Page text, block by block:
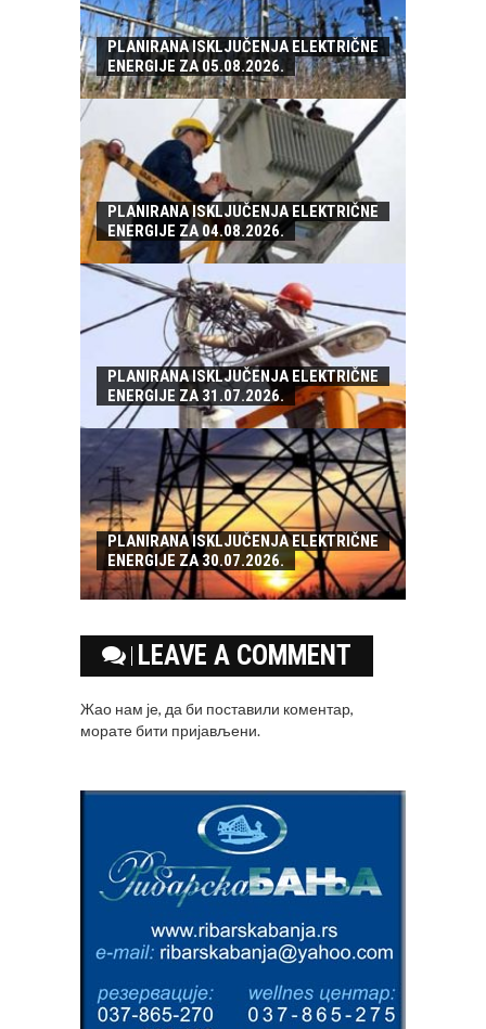
PLANIRANA ISKLJUČENJA ELEKTRIČNE
ENERGIJE ZA 05.08.2026.
PLANIRANA ISKLJUČENJA ELEKTRIČNE
ENERGIJE ZA 04.08.2026.
PLANIRANA ISKLJUČENJA ELEKTRIČNE
ENERGIJE ZA 31.07.2026.
PLANIRANA ISKLJUČENJA ELEKTRIČNE
ENERGIJE ZA 30.07.2026.
LEAVE A COMMENT
Жао нам је, да би поставили коментар,
моратебити пријављени.